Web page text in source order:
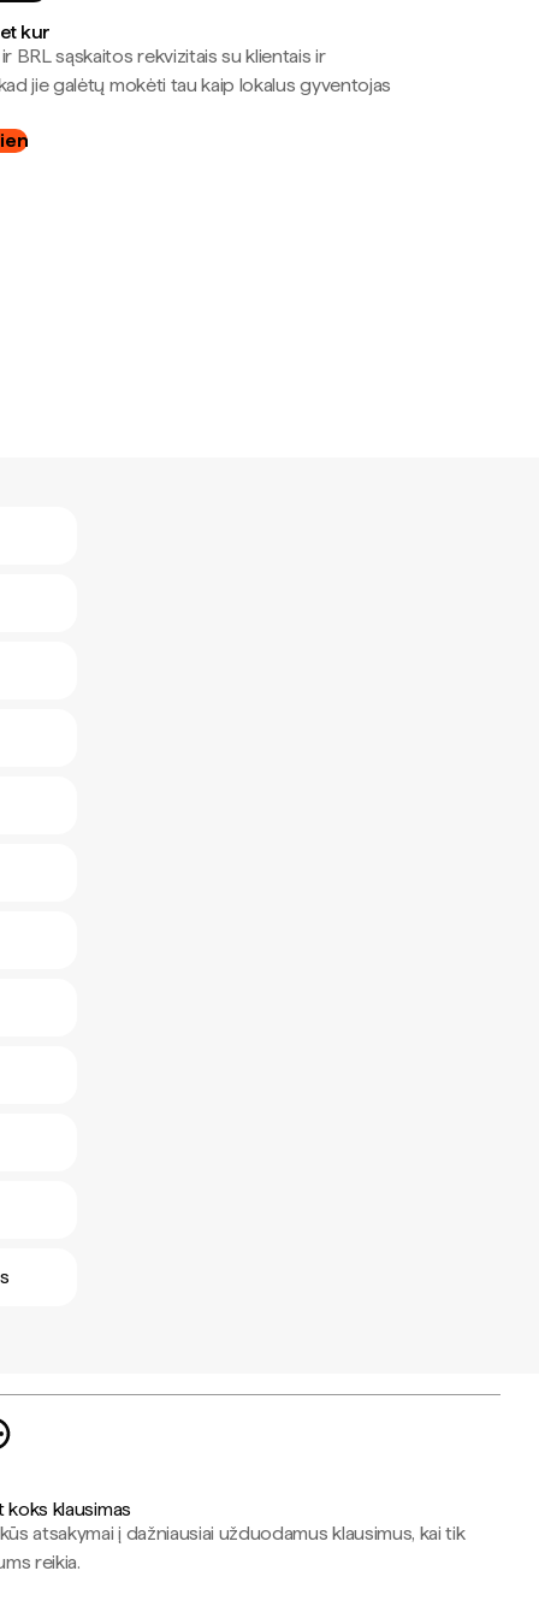
kur
ir BRL sąskaitos rekvizitais su klientais ir
jie galėtų mokėti tau kaip lokalus gyventojas
koks klausimas
atsakymai į dažniausiai užduodamus klausimus, kai tik
reikia.